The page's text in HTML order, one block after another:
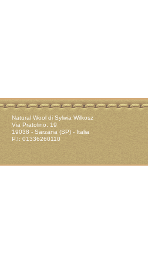
Natural Wool di Sylwia Wilkosz
Via Pratolino, 19
19038 - Sarzana (SP) - Italia
P.I: 01336260110